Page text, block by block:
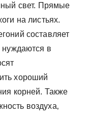
свет. Прямые
на листьях.
составляет
нуждаются в
хороший
корней. Также
воздуха‚